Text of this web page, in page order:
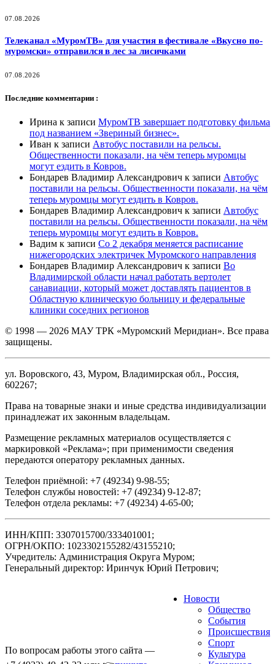
07.08.2026
Телеканал «МуромТВ» для участия в фестивале «Вкусно по-
муромски» отправился в лес за лисичками
07.08.2026
Последние комментарии :
Ирина к записи МуромТВ завершает подготовку фильма
под названием «Звериный бизнес».
Иван к записи Автобус поставили на рельсы.
Общественности показали, на чём теперь муромцы
могут ездить в Ковров.
Бондарев Владимир Александрович к записи Автобус
поставили на рельсы. Общественности показали, на чём
теперь муромцы могут ездить в Ковров.
Бондарев Владимир Александрович к записи Автобус
поставили на рельсы. Общественности показали, на чём
теперь муромцы могут ездить в Ковров.
Вадим к записи Со 2 декабря меняется расписание
нижегородских электричек Муромского направления
Бондарев Владимир Александрович к записи Во
Владимирской области начал работать вертолет
санавиации, который может доставлять пациентов в
Областную клиническую больницу и федеральные
клиники соседних регионов
© 1998 — 2026 МАУ ТРК «Муромский Меридиан». Все права
защищены.
ул. Воровского, 43, Муром, Владимирская обл., Россия,
602267;
Права на товарные знаки и иные средства индивидуализации
принадлежат их законным владельцам.
Размещение рекламных материалов осуществляется с
маркировкой «Реклама»; при применимости сведения
передаются оператору рекламных данных.
Телефон приёмной: +7 (49234) 9-98-55;
Телефон службы новостей: +7 (49234) 9-12-87;
Телефон отдела рекламы: +7 (49234) 4-65-00;
ИНН/КПП: 3307015700/333401001;
ОГРН/ОКПО: 1023302155282/43155210;
Учредитель: Администрация Округа Муром;
Генеральный директор: Иринчук Юрий Петрович;
По вопросам работы этого сайта —
Новости
Общество
События
Происшествия
Спорт
Культура